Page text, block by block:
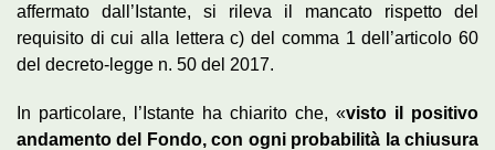
affermato dall’Istante, si rileva il mancato rispetto del
requisito di cui alla lettera c) del comma 1 dell’articolo 60
del decreto-legge n. 50 del 2017.
In particolare, l’Istante ha chiarito che, «visto il positivo
andamento del Fondo, con ogni probabilità la chiusura